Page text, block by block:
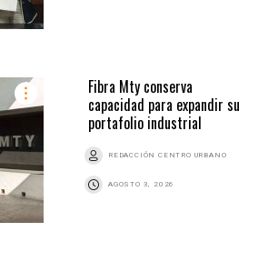
Fibra Mty conserva
capacidad para expandir su
portafolio industrial
REDACCIÓN CENTRO URBANO
AGOSTO 3, 2026